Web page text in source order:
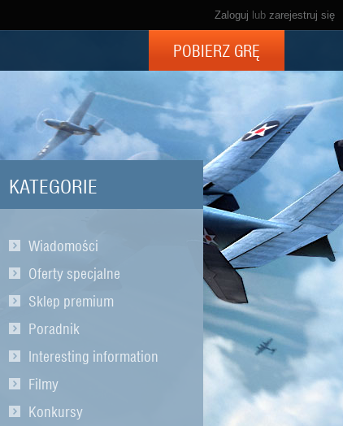
Zaloguj lub zarejestruj się
POBIERZ GRĘ
KATEGORIE
Wiadomości
Oferty specjalne
Sklep premium
Poradnik
Interesting information
Filmy
Konkursy